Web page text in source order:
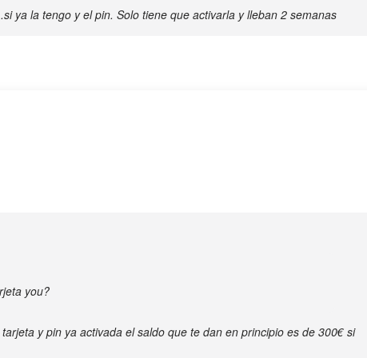
ya la tengo y el pin. Solo tiene que activarla y lleban 2 semanas
you?
y pin ya activada el saldo que te dan en principio es de 300€ si